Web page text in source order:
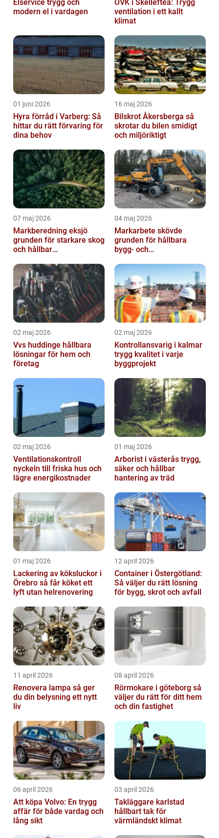
Elservice trygg och
modern el i vardagen
OVK i Skellefteå: Trygg
ventilation i ett kallt
klimat
01 juni 2026
Hyra förråd i Varberg: Så
hittar du rätt förvaring för
dina behov
16 maj 2026
Bilskrot Åkersberga så
skrotar du bilen smidigt
och miljöriktigt
07 maj 2026
Markberedning eksjö
grunden för starkare skog
och hållbar
04 maj 2026
Markarbete skövde
grunden för hållbara
bygg- och
02 maj 2026
Vvs huddinge hållbara
lösningar för hem och
företag
02 maj 2026
Kontrollansvarig i kalmar
trygg kvalitet i varje
byggprojekt
02 maj 2026
Ventilationskontroll
nyckeln till friska hus och
lägre energikostnader
01 maj 2026
Arborist i västerås trygg,
säker och hållbar
hantering av träd
01 maj 2026
Lackering av köksluckor i
Örebro så får köket ett
lyft utan helrenovering
12 april 2026
Container i Östergötland:
Så väljer du rätt lösning
för bygg, skrot och avfall
11 april 2026
Renovera lampa så ger
du din belysning ett nytt
liv
08 april 2026
Rörmokare i göteborg så
väljer du rätt för ditt hem
och din fastighet
06 april 2026
Att köpa Volvo: En trygg
affär för både vardag och
lång sikt
03 april 2026
Takläggare karlstad
hållbart tak för
värmländskt klimat